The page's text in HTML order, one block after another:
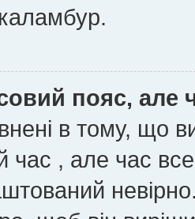
пояс, але
в тому, що
час , але час